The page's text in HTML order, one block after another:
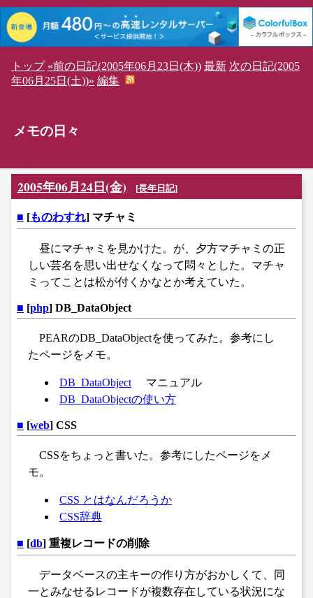
トップ «前の日記(2005年06月23日(木)) 最新 次の日記(2005
年06月25日(土))» 編集
メモの日々
2005年06月24日(金) [長年日記]
■ [ものわすれ] マチャミ
昼にマチャミを見かけた。が、夕方マチャミの正
しい芸名を思い出せなくなって悶々とした。マチャ
ミってことは松が付くかなとか考えていた。
■ [php] DB_DataObject
PEARのDB_DataObjectを使ってみた。参考にし
たページをメモ。
DB_DataObject
マニュアル
DB_DataObjectの使い方
■ [web] CSS
CSSをちょっと書いた。参考にしたページをメ
モ。
CSS とはなんだろうか
CSS辞典
■ [db] 重複レコードの削除
データベースの主キーの作り方がおかしくて、同
一とみなせるレコードが複数存在している状況にな